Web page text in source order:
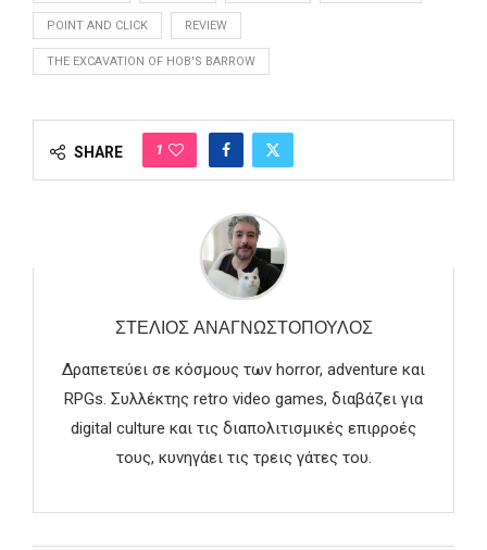
POINT AND CLICK REVIEW
THE EXCAVATION OF HOB'S BARROW
SHARE 1
ΣΤΈΛΙΟΣ ΑΝΑΓΝΩΣΤΌΠΟΥΛΟΣ
Δραπετεύει σε κόσμους των horror, adventure και
RPGs. Συλλέκτης retro video games, διαβάζει για
digital culture και τις διαπολιτισμικές επιρροές
τους, κυνηγάει τις τρεις γάτες του.